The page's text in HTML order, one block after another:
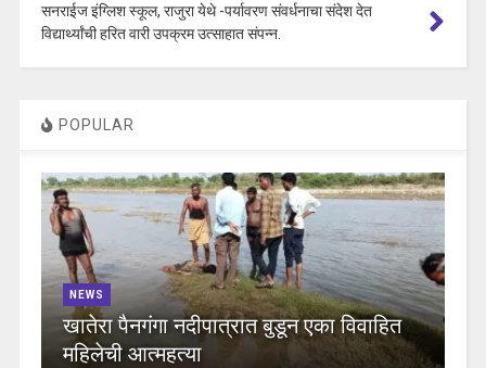
सनराईज इंग्लिश स्कूल, राजुरा येथे -पर्यावरण संवर्धनाचा संदेश देत
विद्यार्थ्यांची हरित वारी उपक्रम उत्साहात संपन्न.
POPULAR
NEWS
खातेरा पैनगंगा नदीपात्रात बुडून एका विवाहित
महिलेची आत्महत्या